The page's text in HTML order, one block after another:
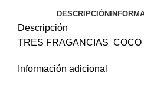
DESCRIPCIÓN
Descripción
TRES FRAGANCIAS COCO
Información adicional